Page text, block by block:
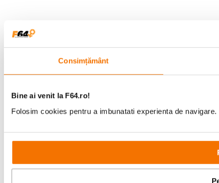
Consimțământ
Bine ai venit la F64.ro!
Folosim cookies pentru a imbunatati experienta de